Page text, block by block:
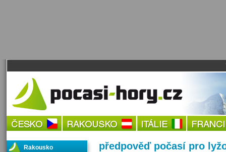
předpověď počasí pro
Rakousko